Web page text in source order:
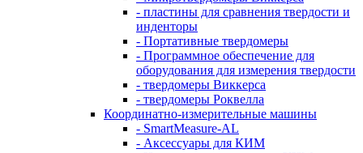
- пластины для сравнения твердости и
инденторы
- Портативные твердомеры
- Программное обеспечение для
оборудования для измерения твердости
- твердомеры Виккерса
- твердомеры Роквелла
Координатно-измерительные машины
- SmartMeasure-AL
- Аксессуары для КИМ